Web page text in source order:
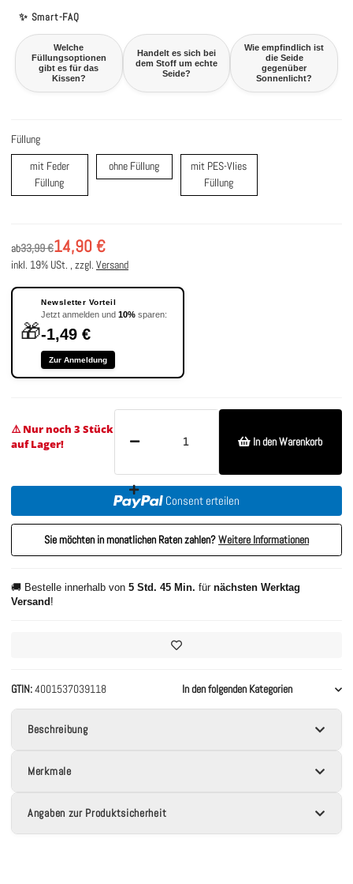
✨ Smart-FAQ
Welche
Füllungsoptionen
gibt es für das
Kissen?
Handelt es sich bei
dem Stoff um echte
Seide?
Wie empfindlich ist
die Seide
gegenüber
Sonnenlicht?
GTIN 4001537039118 In den folgenden Kategorien
Füllung
mit Feder
Füllungmit Feder Füllung
ohne Füllungohne Füllungmit PES-Vlies
Füllungmit PES-Vlies Füllung
ab 14,90 €
33,99 €
inkl. 19% USt. , zzgl. Versand
🎁
Newsletter Vorteil
Jetzt anmelden und 10% sparen:
-1,49 €
Zur Anmeldung
⚠️ Nur noch 3 Stück
auf Lager!
In den Warenkorb
Consent erteilen
Sie möchten in monatlichen Raten zahlen?Weitere Informationen
🚚 Bestelle innerhalb von 5 Std. 45 Min. für nächsten Werktag
Versand !
Beschreibung
Merkmale
Angaben zur Produktsicherheit